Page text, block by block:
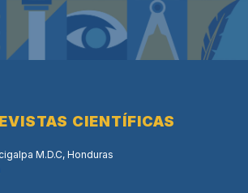
CIENTÍFICAS
M.D.C, Honduras